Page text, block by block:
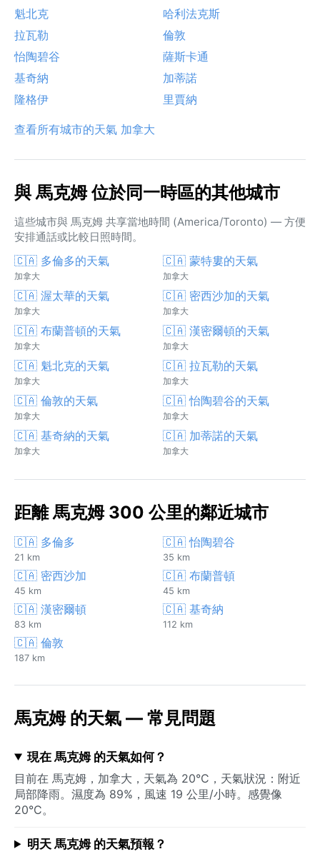
魁北克
哈利法克斯
拉瓦勒
倫敦
怡陶碧谷
薩斯卡通
基奇納
加蒂諾
隆格伊
里賈納
查看所有城市的天氣 加拿大
與 馬克姆 位於同一時區的其他城市
這些城市與 馬克姆 共享當地時間 (America/Toronto) — 方便
安排通話或比較日照時間。
🇨🇦 多倫多的天氣
加拿大
🇨🇦 蒙特婁的天氣
加拿大
🇨🇦 渥太華的天氣
加拿大
🇨🇦 密西沙加的天氣
加拿大
🇨🇦 布蘭普頓的天氣
加拿大
🇨🇦 漢密爾頓的天氣
加拿大
🇨🇦 魁北克的天氣
加拿大
🇨🇦 拉瓦勒的天氣
加拿大
🇨🇦 倫敦的天氣
加拿大
🇨🇦 怡陶碧谷的天氣
加拿大
🇨🇦 基奇納的天氣
加拿大
🇨🇦 加蒂諾的天氣
加拿大
距離 馬克姆 300 公里的鄰近城市
🇨🇦 多倫多
21 km
🇨🇦 怡陶碧谷
35 km
🇨🇦 密西沙加
45 km
🇨🇦 布蘭普頓
45 km
🇨🇦 漢密爾頓
83 km
🇨🇦 基奇納
112 km
🇨🇦 倫敦
187 km
馬克姆 的天氣 — 常見問題
現在 馬克姆 的天氣如何？
目前在 馬克姆，加拿大，天氣為 20°C，天氣狀況：附近
局部降雨。濕度為 89%，風速 19 公里/小時。感覺像
20°C。
明天 馬克姆 的天氣預報？